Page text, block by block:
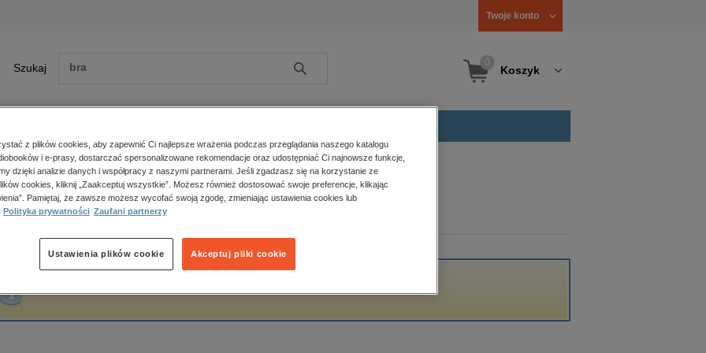
Twoje konto
Szukaj Szukaj Koszyk
Zobacz wszystkie E-prasa
polityka, społeczno-informacyjne
psychologiczne
popularno-naukowe
historia
główna Amanda Skenandore
Skenandore
z plików cookies, aby zapewnić Ci najlepsze wrażenia podczas przeglądania naszego katalogu
i e-prasy, dostarczać spersonalizowane rekomendacje oraz udostępniać Ci najnowsze funkcje,
dzięki analizie danych i współpracy z naszymi partnerami. Jeśli zgadzasz się na korzystanie ze
cookies, kliknij „Zaakceptuj wszystkie”. Możesz również dostosować swoje preferencje, klikając
Pamiętaj, że zawsze możesz wycofać swoją zgodę, zmieniając ustawienia cookies lub
Polityka prywatności Zaufani partnerzy
Akceptuj pliki cookie
Ustawienia plików cookie